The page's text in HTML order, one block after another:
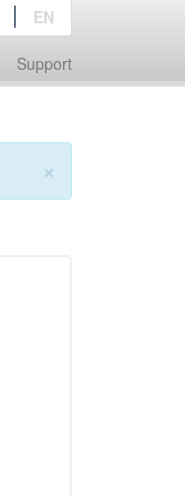
Support
EN
×